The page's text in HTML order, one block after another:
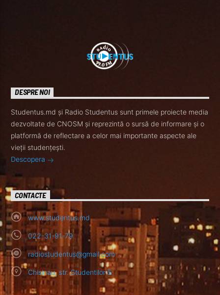
DESPRE NOI
Studentus.md și Radio Studentus sunt primele proiecte media
dezvoltate de CNOSM și reprezintă o sursă de informare și o
platformă de reflectare a celor mai importante aspecte ale
vieții studențești.
Descopera
CONTACTE
www.studentus.md
022-31-91-79
radiostudentus@gmail.com
Chisinau, str. Studentilor 5